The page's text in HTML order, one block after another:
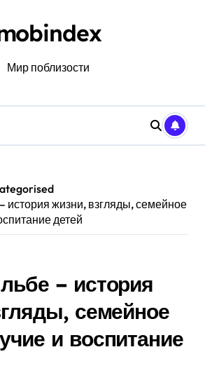
Мир поблизости
история жизни, взгляды, семейное
детей
– история
семейное
и воспитание